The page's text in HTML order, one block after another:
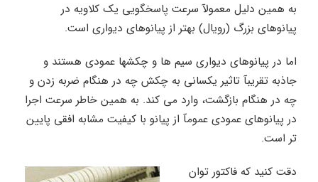
به همین دلیل معمولآ سرعت پاسخگویی یک کلاویه در
پیانوهای بزرگ (رویال) بهتر از پیانوهای دیواری است.
اما در پیانوهای دیواری سیم ها و چکشها عمودی هستند و
جاذبه تقریبآ تاثیر یکسانی به چکش چه در هنگام ضربه زدن و
چه در هنگام بازگشت، وارد می کند. به همین خاطر سرعت اجرا
در پیانوهای عمودی عمومآ از پیانو با کیفیت مشابه افقی پایین
تر است.
دقت کنید که فاکتور توان